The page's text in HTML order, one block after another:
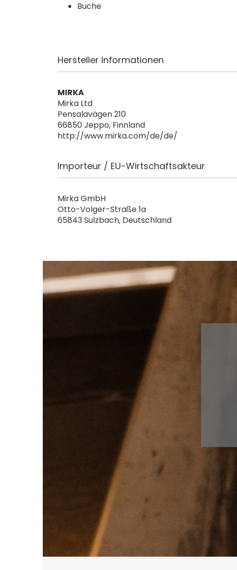
Buche
Hersteller Informationen
MIRKA
Mirka Ltd
Pensalavägen 210
66850 Jeppo, Finnland
http://www.mirka.com/de/de/
Importeur / EU-Wirtschaftsakteur
Mirka GmbH
Otto-Volger-Straße 1a
65843 Sulzbach, Deutschland